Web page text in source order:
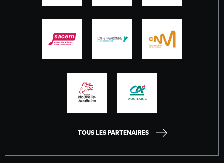
TOUS LES PARTENAIRES